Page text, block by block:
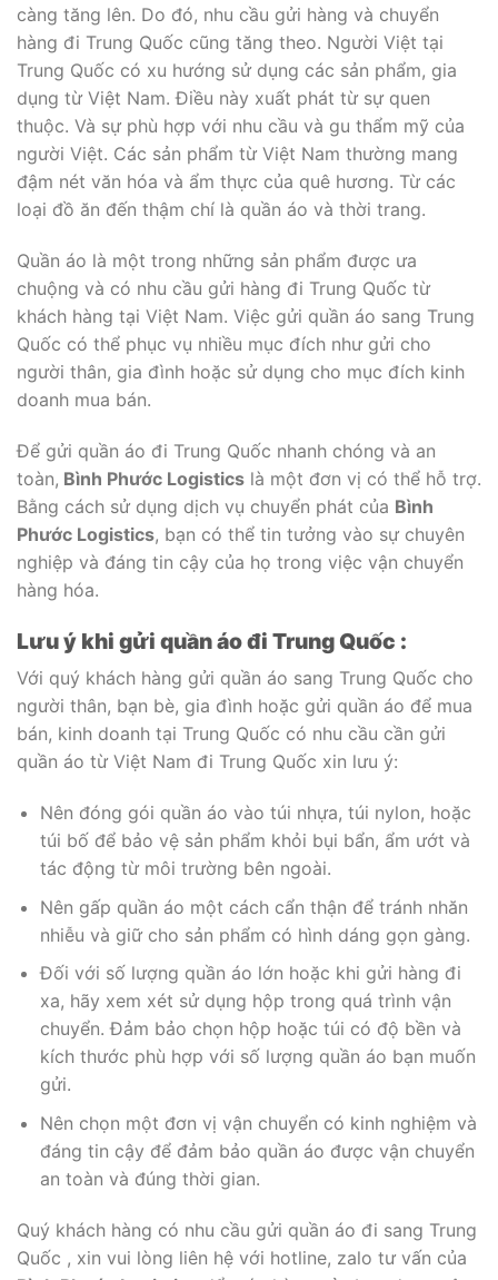
càng tăng lên. Do đó, nhu cầu gửi hàng và chuyển
hàng đi Trung Quốc cũng tăng theo. Người Việt tại
Trung Quốc có xu hướng sử dụng các sản phẩm, gia
dụng từ Việt Nam. Điều này xuất phát từ sự quen
thuộc. Và sự phù hợp với nhu cầu và gu thẩm mỹ của
người Việt. Các sản phẩm từ Việt Nam thường mang
đậm nét văn hóa và ẩm thực của quê hương. Từ các
loại đồ ăn đến thậm chí là quần áo và thời trang.
Quần áo là một trong những sản phẩm được ưa
chuộng và có nhu cầu gửi hàng đi Trung Quốc từ
khách hàng tại Việt Nam. Việc gửi quần áo sang Trung
Quốc có thể phục vụ nhiều mục đích như gửi cho
người thân, gia đình hoặc sử dụng cho mục đích kinh
doanh mua bán.
Để gửi quần áo đi Trung Quốc nhanh chóng và an
toàn, Bình Phước Logistics là một đơn vị có thể hỗ trợ.
Bằng cách sử dụng dịch vụ chuyển phát của Bình
Phước Logistics, bạn có thể tin tưởng vào sự chuyên
nghiệp và đáng tin cậy của họ trong việc vận chuyển
hàng hóa.
Lưu ý khi gửi quần áo đi Trung Quốc :
Với quý khách hàng gửi quần áo sang Trung Quốc cho
người thân, bạn bè, gia đình hoặc gửi quần áo để mua
bán, kinh doanh tại Trung Quốc có nhu cầu cần gửi
quần áo từ Việt Nam đi Trung Quốc xin lưu ý:
Nên đóng gói quần áo vào túi nhựa, túi nylon, hoặc
túi bố để bảo vệ sản phẩm khỏi bụi bẩn, ẩm ướt và
tác động từ môi trường bên ngoài.
Nên gấp quần áo một cách cẩn thận để tránh nhăn
nhiễu và giữ cho sản phẩm có hình dáng gọn gàng.
Đối với số lượng quần áo lớn hoặc khi gửi hàng đi
xa, hãy xem xét sử dụng hộp trong quá trình vận
chuyển. Đảm bảo chọn hộp hoặc túi có độ bền và
kích thước phù hợp với số lượng quần áo bạn muốn
gửi.
Nên chọn một đơn vị vận chuyển có kinh nghiệm và
đáng tin cậy để đảm bảo quần áo được vận chuyển
an toàn và đúng thời gian.
Quý khách hàng có nhu cầu gửi quần áo đi sang Trung
Quốc , xin vui lòng liên hệ với hotline, zalo tư vấn của